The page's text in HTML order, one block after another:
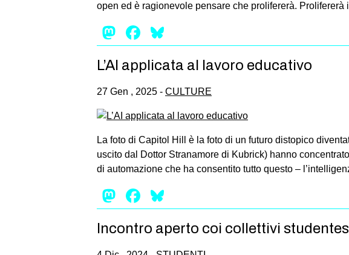
open ed è ragionevole pensare che prolifererà. Prolifererà
Mastodon
Facebook
L’AI applicata al lavoro educativo
27 Gen , 2025 - CULTURE
La foto di Capitol Hill è la foto di un futuro distopico
uscito dal Dottor Stranamore di Kubrick) hanno
di automazione che ha consentito tutto questo –
Mastodon
Facebook
Incontro aperto coi collettivi